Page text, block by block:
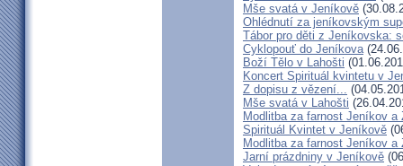
Mše svatá v Jeníkově
Ohlédnutí za jeníkovským
Tábor pro děti z Jeníkovska:
Cyklopouť do Jeníkova
Boží Tělo v Lahošti
Koncert Spirituál kvintetu v
Z dopisu z vězení...
Mše svatá v Lahošti
Modlitba za farnost Jeníkov a
Spirituál Kvintet v Jeníkově
Modlitba za farnost Jeníkov a
Jarní prázdniny v Jeníkově